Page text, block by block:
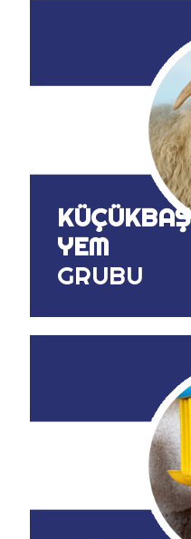
KÜÇÜKBAŞ
YEM
GRUBU